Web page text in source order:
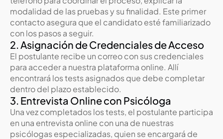
modalidad de las pruebas y su finalidad. Este primer
contacto asegura que el candidato esté familiarizado
con los pasos a seguir.
2. Asignación de Credenciales de Acceso
El postulante recibe un correo con sus credenciales
para acceder a nuestra plataforma online. Allí
encontrará los tests asignados que debe completar
dentro del plazo establecido.
3. Entrevista Online con Psicóloga
Una vez completados los tests, el postulante participa
en una entrevista online con una de nuestras
psicólogas especializadas, quien se encargará de